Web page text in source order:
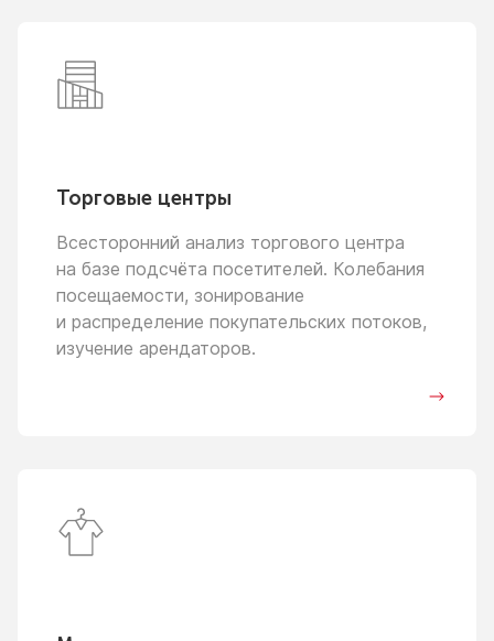
Торговые центры
Всесторонний анализ торгового центра
на базе подсчёта посетителей. Колебания
посещаемости, зонирование
и распределение покупательских потоков,
изучение арендаторов.